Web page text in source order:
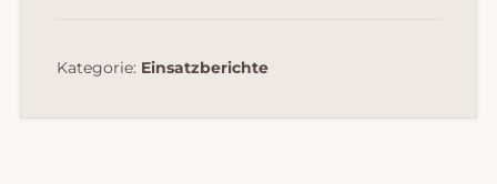
Kategorie: Einsatzberichte